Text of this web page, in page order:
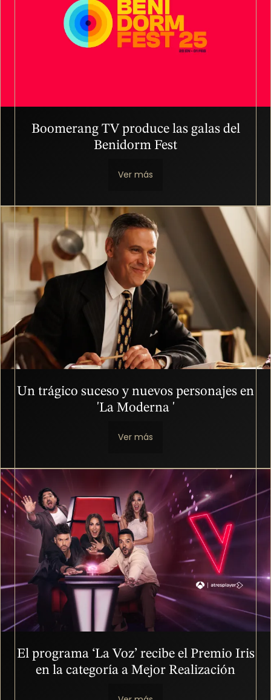
Boomerang TV produce las galas del
Benidorm Fest
Ver más
Imagen
Un trágico suceso y nuevos personajes en
'La Moderna '
Ver más
Imagen
El programa ‘La Voz’ recibe el Premio Iris
en la categoría a Mejor Realización